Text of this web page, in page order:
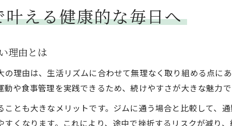
大阪府枚方市発ダイエット新習慣のすすめ
枚方市の自宅ダイエット最新トレンドを解説
大阪府枚方市で話題の自宅ダイエット術
続けやすい枚方式ダイエット新習慣の実践法
続けやすい自宅運動で体調も体重も管理
える健康的な毎日へ
理由とは
理由は、生活リズムに合わせて無理なく取り組める点に
や食事管理を実践できるため、続けやすさが大きな魅力で
とも大きなメリットです。ジムに通う場合と比較して、
くなります。これにより、途中で挫折するリスクが減り